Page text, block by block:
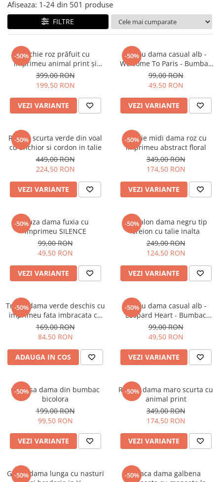
Tricouri si topuri
Rochii de eveniment
Afiseaza: 1-24 din 501 produse
FILTRE
-50%Rochie roz prăfuit cu
imprimeu animal print și
curea
399,00 RON
199,50 RON
VEZI VARIANTE
-50%
Tricou dama casual alb -
Welcome To Paris - Bumbac
Organic
99,00 RON
49,50 RON
VEZI VARIANTE
-50%
Rochie scurta verde din voal
cu anchior si cordon in talie
449,00 RON
224,50 RON
VEZI VARIANTE
-50%
Rochie midi dama roz cu
imprimeu abstract floral
349,00 RON
174,50 RON
VEZI VARIANTE
-50%Bluza dama fuxia cu
imprimeu SILENCE
99,00 RON
49,50 RON
VEZI VARIANTE
-50%
Pantalon dama negru tip
creion cu talie inalta
249,00 RON
124,50 RON
VEZI VARIANTE
-50%
Tricou dama verde deschis cu
imprimeu fata imbracata cu
alb si inghetata in mana
169,00 RON
84,50 RON
ADAUGA IN COS
-50%
Tricou dama casual alb -
Leopard Heart - Bumbac
Organic
99,00 RON
49,50 RON
VEZI VARIANTE
-50%
Camasa dama din bumbac
bicolora
199,00 RON
99,50 RON
VEZI VARIANTE
-50%
Rochie dama maro scurta cu
animal print
349,00 RON
174,50 RON
VEZI VARIANTE
-50%
Geaca dama lunga cu nasturi
-50%Geaca dama galbena